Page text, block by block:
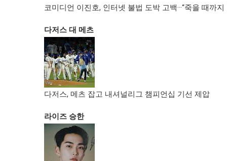
코미디언 이진호, 인터넷 불법 도박 고백···“죽을 때까지
다저스 대 메츠
다저스, 메츠 잡고 내셔널리그 챔피언십 기선 제압
라이즈 승한